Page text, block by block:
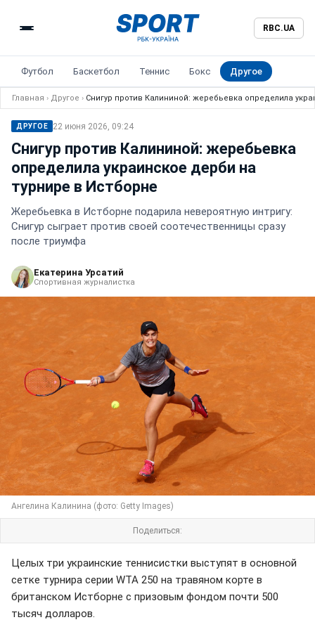
RBC.UA
Футбол Баскетбол Теннис Бокс Другое
Главная › Другое › Снигур против Калининой: жеребьевка определила
ДРУГОЕ 22 июня 2026, 09:24
Снигур против Калининой: жеребьевка
определила украинское дерби на
турнире в Истборне
Жеребьевка в Истборне подарила невероятную интригу:
Снигур сыграет против своей соотечественницы сразу
после триумфа
Екатерина Урсатий
Спортивная журналистка
Ангелина Калинина (фото: Getty Images)
Поделиться:
Целых три украинские теннисистки выступят в основной
сетке турнира серии WTA 250 на травяном корте в
британском Истборне с призовым фондом почти 500
тысяч долларов.